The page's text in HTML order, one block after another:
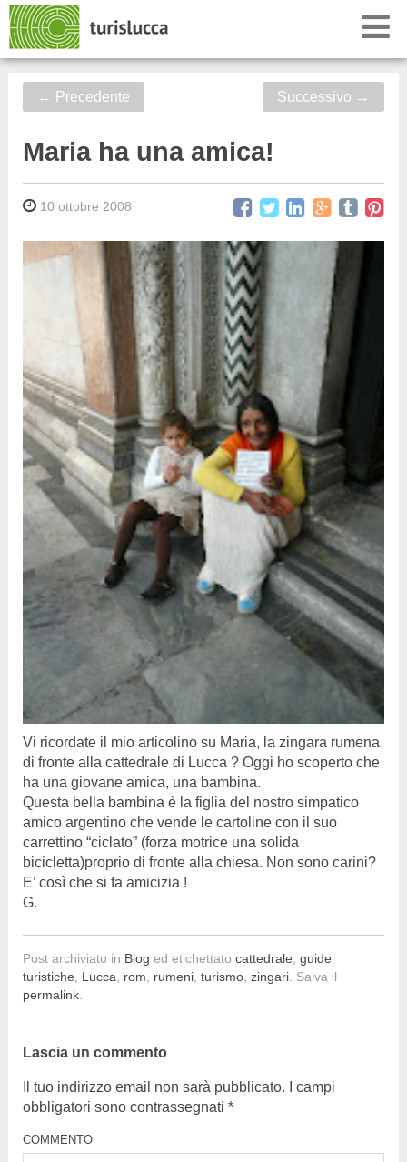
← Precedente Successivo →
Maria ha una amica!
10 ottobre 2008
Vi ricordate il mio articolino su Maria, la zingara rumena
di fronte alla cattedrale di Lucca ? Oggi ho scoperto che
ha una giovane amica, una bambina.
Questa bella bambina è la figlia del nostro simpatico
amico argentino che vende le cartoline con il suo
carrettino “ciclato” (forza motrice una solida
bicicletta)proprio di fronte alla chiesa. Non sono carini?
E’ così che si fa amicizia !
G.
Post archiviato in Blog ed etichettato cattedrale guide
turistiche
Lucca rom rumeni, turismo, zingari. Salva il
permalink.
Lascia un commento
Il tuo indirizzo email non sarà pubblicato. I campi
obbligatori sono contrassegnati *
COMMENTO